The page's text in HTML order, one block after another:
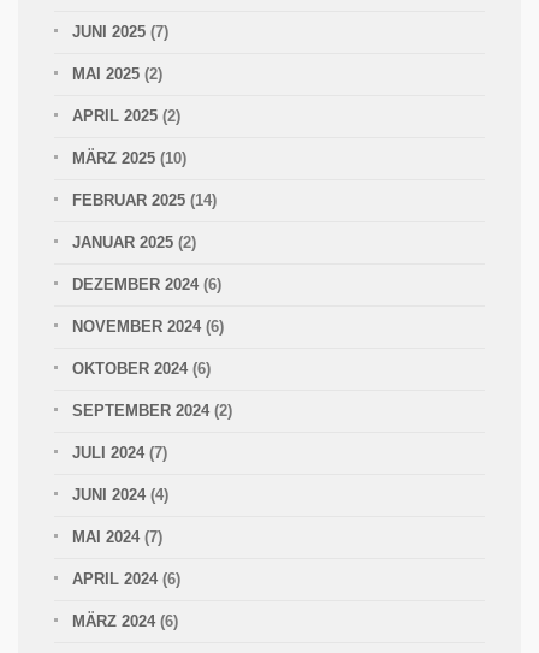
JUNI 2025 (7)
MAI 2025 (2)
APRIL 2025 (2)
MÄRZ 2025 (10)
FEBRUAR 2025 (14)
JANUAR 2025 (2)
DEZEMBER 2024 (6)
NOVEMBER 2024 (6)
OKTOBER 2024 (6)
SEPTEMBER 2024 (2)
JULI 2024 (7)
JUNI 2024 (4)
MAI 2024 (7)
APRIL 2024 (6)
MÄRZ 2024 (6)